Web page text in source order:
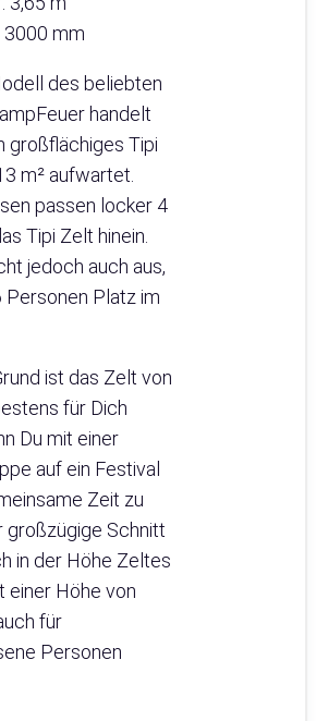
3000 mm
des beliebten
handelt
großflächiges Tipi
m² aufwartet.
passen locker 4
Tipi Zelt hinein.
jedoch auch aus,
Personen Platz im
ist das Zelt von
für Dich
Du mit einer
auf ein Festival
Zeit zu
großzügige Schnitt
in der Höhe Zeltes
einer Höhe von
für
Personen